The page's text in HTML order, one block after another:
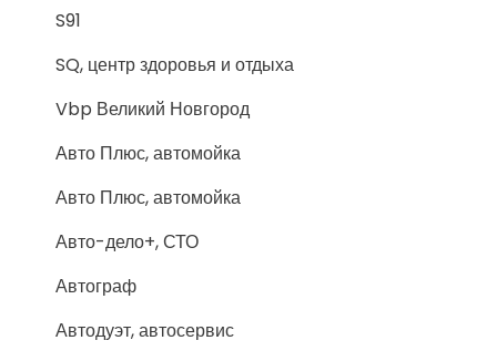
S91
SQ, центр здоровья и отдыха
Vbp Великий Новгород
Авто Плюс, автомойка
Авто Плюс, автомойка
Авто-дело+, СТО
Автограф
Автодуэт, автосервис